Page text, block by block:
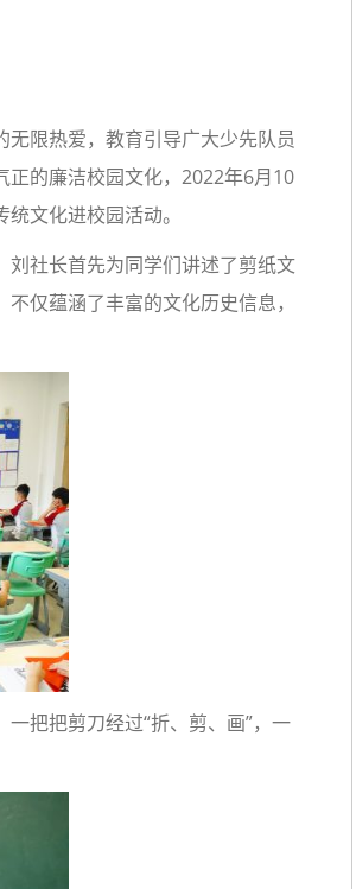
限热爱，教育引导广大少先队员
正的廉洁校园文化，2022年6月10
文化进校园活动。
社长首先为同学们讲述了剪纸文
仅蕴涵了丰富的文化历史信息，
把把剪刀经过“折、剪、画”，一